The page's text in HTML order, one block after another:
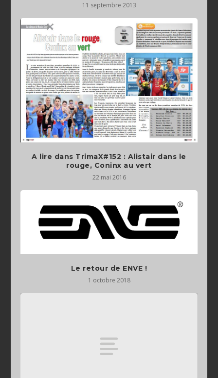
11 septembre 2013
A lire dans TrimaX#152 : Alistair dans le
rouge, Coninx au vert
22 mai 2016
Le retour de ENVE !
1 octobre 2018